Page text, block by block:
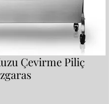
Çevirme Piliç